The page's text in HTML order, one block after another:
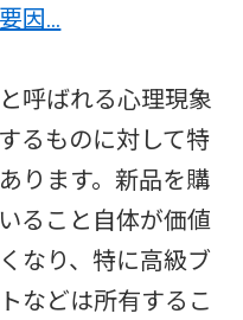
因…
呼ばれる心理現象
るものに対して特
ります。新品を購
ること自体が価値
なり、特に高級ブ
などは所有するこ